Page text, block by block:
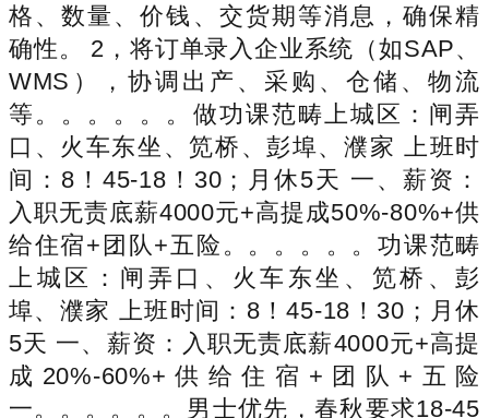
格、数量、价钱、交货期等消息，确保精
确性。 2，将订单录入企业系统（如SAP、
WMS），协调出产、采购、仓储、物流
等。。。。。。做功课范畴上城区：闸弄
口、火车东坐、笕桥、彭埠、濮家 上班时
间：8！45-18！30；月休5天 一、薪资：
入职无责底薪4000元+高提成50%-80%+供
给住宿+团队+五险。。。。。。功课范畴
上城区：闸弄口、火车东坐、笕桥、彭
埠、濮家 上班时间：8！45-18！30；月休
5天 一、薪资：入职无责底薪4000元+高提
成20%-60%+供给住宿+团队+五险
一。。。。。。男士优先，春秋要求18-45